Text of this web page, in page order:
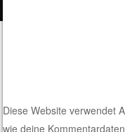
Diese Website verwendet
wie deine